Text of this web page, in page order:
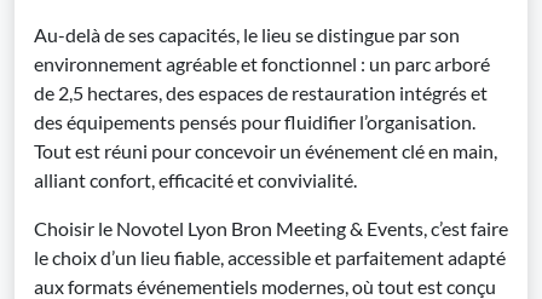
Au-delà de ses capacités, le lieu se distingue par son
environnement agréable et fonctionnel : un parc arboré
de 2,5 hectares, des espaces de restauration intégrés et
des équipements pensés pour fluidifier l’organisation.
Tout est réuni pour concevoir un événement clé en main,
alliant confort, efficacité et convivialité.
Choisir le Novotel Lyon Bron Meeting & Events, c’est faire
le choix d’un lieu fiable, accessible et parfaitement adapté
aux formats événementiels modernes, où tout est conçu